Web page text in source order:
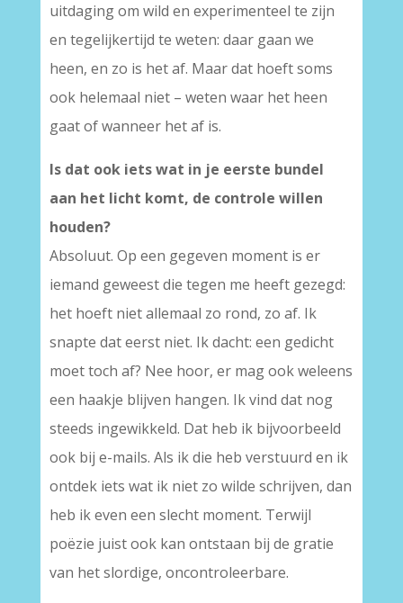
uitdaging om wild en experimenteel te zijn
en tegelijkertijd te weten: daar gaan we
heen, en zo is het af. Maar dat hoeft soms
ook helemaal niet – weten waar het heen
gaat of wanneer het af is.
Is dat ook iets wat in je eerste bundel
aan het licht komt, de controle willen
houden?
Absoluut. Op een gegeven moment is er
iemand geweest die tegen me heeft gezegd:
het hoeft niet allemaal zo rond, zo af. Ik
snapte dat eerst niet. Ik dacht: een gedicht
moet toch af? Nee hoor, er mag ook weleens
een haakje blijven hangen. Ik vind dat nog
steeds ingewikkeld. Dat heb ik bijvoorbeeld
ook bij e-mails. Als ik die heb verstuurd en ik
ontdek iets wat ik niet zo wilde schrijven, dan
heb ik even een slecht moment. Terwijl
poëzie juist ook kan ontstaan bij de gratie
van het slordige, oncontroleerbare.